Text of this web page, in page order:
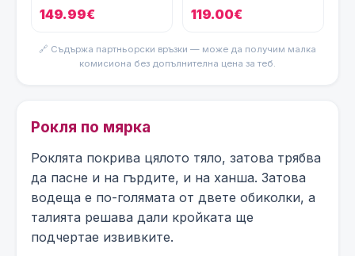
149.99€ 119.00€
🔗 Съдържа партньорски връзки — може да получим малка
комисиона без допълнителна цена за теб.
Рокля по мярка
Роклята покрива цялото тяло, затова трябва
да пасне и на гърдите, и на ханша. Затова
водеща е по-голямата от двете обиколки, а
талията решава дали кройката ще
подчертае извивките.